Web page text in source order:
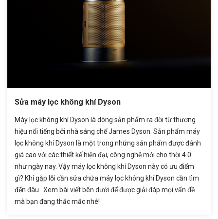
Sửa máy lọc không khí Dyson
Máy lọc không khí Dyson là dòng sản phẩm ra đời từ thương
hiệu nổi tiếng bởi nhà sáng chế James Dyson. Sản phẩm máy
lọc không khí Dyson là một trong những sản phẩm được đánh
giá cao với các thiết kế hiện đại, công nghệ mới cho thời 4.0
như ngày nay. Vậy máy lọc không khí Dyson này có ưu điểm
gì? Khi gặp lỗi cần sửa chữa máy lọc không khí Dyson cần tìm
đến đâu. Xem bài viết bên dưới để được giải đáp mọi vấn đề
mà bạn đang thắc mắc nhé!